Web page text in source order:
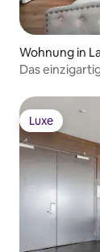
Wohnung in
Das
Luxe
Luxe